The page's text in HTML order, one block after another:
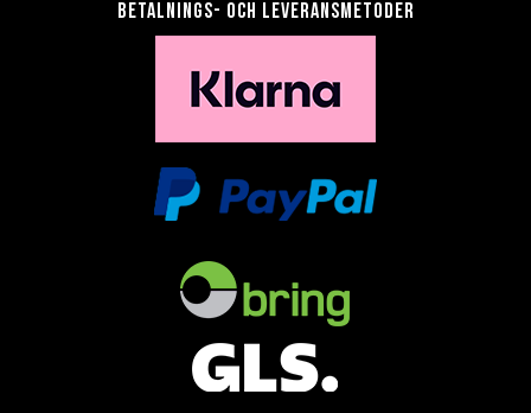
Betalnings- och leveransmetoder